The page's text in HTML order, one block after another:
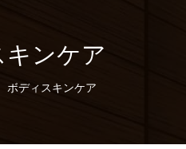
ンケア
ボディスキンケア